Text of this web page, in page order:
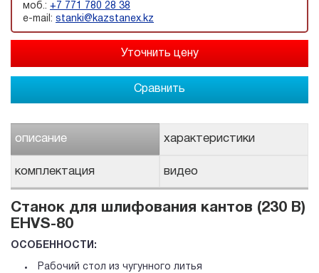
моб.: +7 771 780 28 38
e-mail: stanki@kazstanex.kz
Сравнить
описание характеристики
комплектация видео
Станок для шлифования кантов (230 В)
EHVS-80
ОСОБЕННОСТИ:
Рабочий стол из чугунного литья